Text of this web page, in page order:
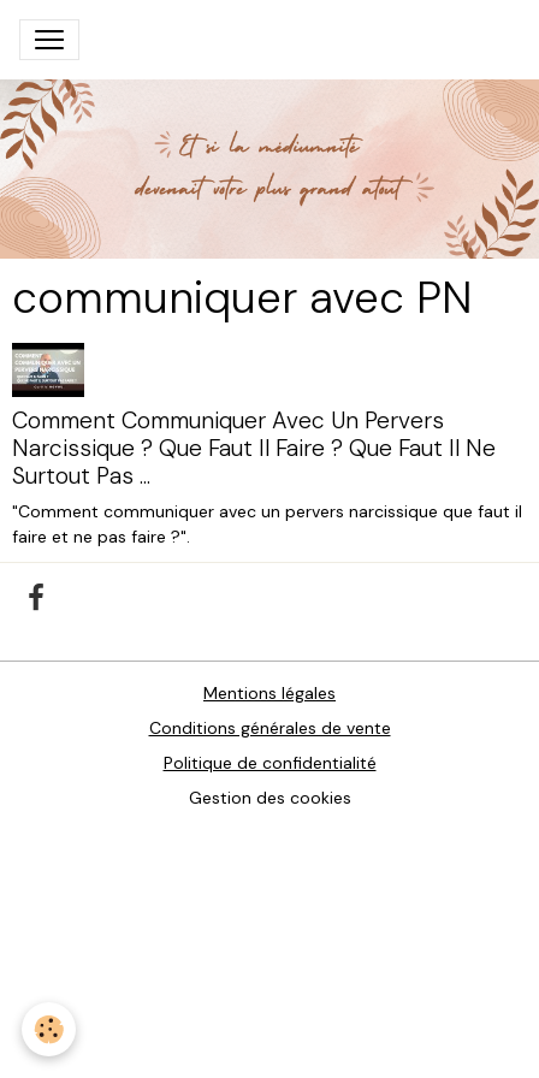
communiquer avec PN
Comment Communiquer Avec Un Pervers
Narcissique ? Que Faut Il Faire ? Que Faut Il Ne
Surtout Pas ...
"Comment communiquer avec un pervers narcissique que faut il
faire et ne pas faire ?".
Mentions légales
Conditions générales de vente
Politique de confidentialité
Gestion des cookies